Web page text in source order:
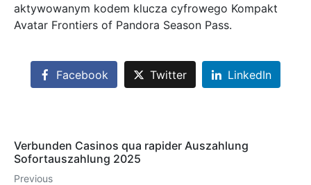
aktywowanym kodem klucza cyfrowego Kompakt
Avatar Frontiers of Pandora Season Pass.
Facebook Twitter LinkedIn
Verbunden Casinos qua rapider Auszahlung
Sofortauszahlung 2025
Previous